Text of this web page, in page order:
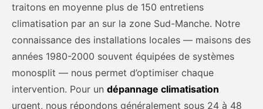
traitons en moyenne plus de 150 entretiens
climatisation par an sur la zone Sud-Manche. Notre
connaissance des installations locales — maisons des
années 1980-2000 souvent équipées de systèmes
monosplit — nous permet d’optimiser chaque
intervention. Pour un dépannage climatisation
urgent, nous répondons généralement sous 24 à 48